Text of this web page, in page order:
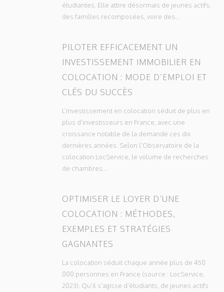
étudiantes. Elle attire désormais de jeunes actifs,
des familles recomposées, voire des...
PILOTER EFFICACEMENT UN
INVESTISSEMENT IMMOBILIER EN
COLOCATION : MODE D’EMPLOI ET
CLÉS DU SUCCÈS
L’investissement en colocation séduit de plus en
plus d’investisseurs en France, avec une
croissance notable de la demande ces dix
dernières années. Selon l’Observatoire de la
colocation LocService, le volume de recherches
de chambres...
OPTIMISER LE LOYER D’UNE
COLOCATION : MÉTHODES,
EXEMPLES ET STRATÉGIES
GAGNANTES
La colocation séduit chaque année plus de 450
000 personnes en France (source : LocService,
2023). Qu’il s’agisse d’étudiants, de jeunes actifs